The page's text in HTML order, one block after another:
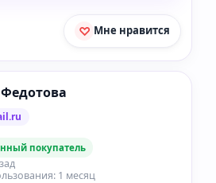
Мне нравится
покупатель
1 месяц